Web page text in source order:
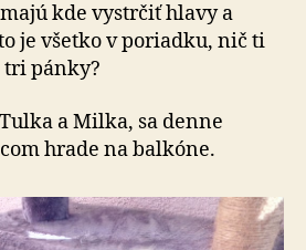
kde vystrčiť hlavy a
je všetko v poriadku, nič ti
tri pánky?
a Milka, sa denne
hrade na balkóne.